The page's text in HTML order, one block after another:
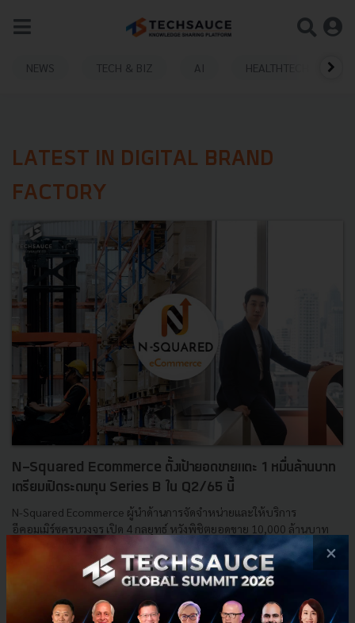
NEWS TECH & BIZ AI HEALTHTECH
LATEST IN DIGITAL BRAND
FACTORY
N-Squared Ecommerce ตั้งเป้ายอดขายแตะ 1 หมื่นล้านบาท
เตรียมเปิดระดมทุน Series B ใน Q2/65 นี้
N-Squared Ecommerce ผู้นำด้านการจัดจำหน่ายและให้บริการ
อีคอมเมิร์ซครบวงจร เปิด 4 กลยุทธ์ หวังพิชิตยอดขาย 10,000 ล้านบาท
ในปี 2567 พร้อมก้าวสู่การเป็นผู้นำด้าน Digital Brand Factory ...
เมษายน 27, 2022| ByTechsauce Team
series-b marketplace n-squared-ecommerce Digital Brand Factory
×